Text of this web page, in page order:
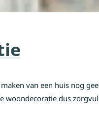
van een huis nog
woondecoratie dus